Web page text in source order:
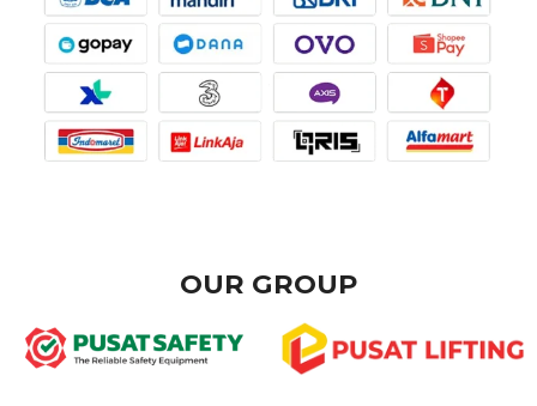
OUR GROUP